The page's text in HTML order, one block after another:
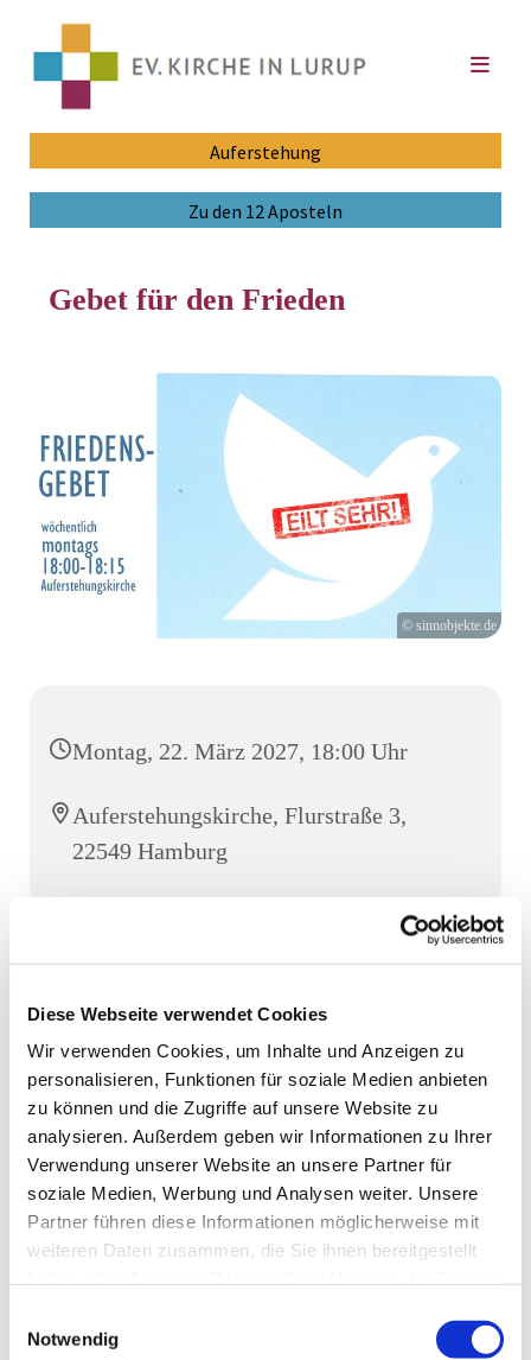
Diese Webseite verwendet Cookies
Wir verwenden Cookies, um Inhalte und Anzeigen zu
personalisieren, Funktionen für soziale Medien anbieten
zu können und die Zugriffe auf unsere Website zu
analysieren. Außerdem geben wir Informationen zu Ihrer
Verwendung unserer Website an unsere Partner für
soziale Medien, Werbung und Analysen weiter. Unsere
Partner führen diese Informationen möglicherweise mit
weiteren Daten zusammen, die Sie ihnen bereitgestellt
Notwendig
Auferstehung
Zu den 12 Aposteln
Gebet für den Frieden
© sinnobjekte.de
Montag, 22. März 2027, 18:00 Uhr
Auferstehungskirche, Flurstraße 3,
22549 Hamburg
Eine Viertelstunde Gebet, Stille, ein Licht entzünden. Die
Gedanken auf den Frieden richten und Gott darum bitten.